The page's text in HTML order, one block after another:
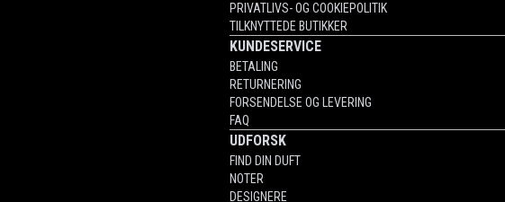
PRIVATLIVS- OG COOKIEPOLITIK
TILKNYTTEDE BUTIKKER
KUNDESERVICE
BETALING
RETURNERING
FORSENDELSE OG LEVERING
FAQ
UDFORSK
FIND DIN DUFT
NOTER
DESIGNERE